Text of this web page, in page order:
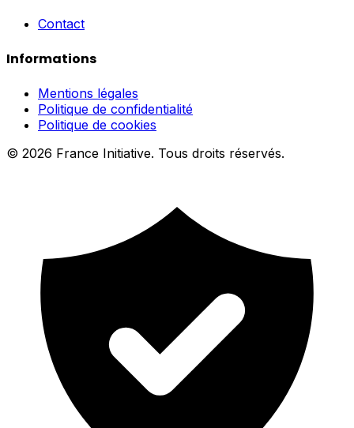
Contact
Informations
Mentions légales
Politique de confidentialité
Politique de cookies
© 2026 France Initiative. Tous droits réservés.